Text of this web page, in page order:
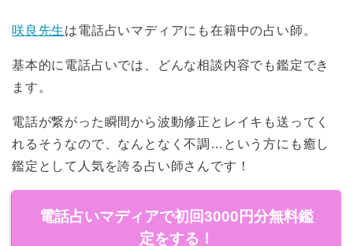
咲良先生は電話占いマディアにも在籍中の占い師。
基本的に電話占いでは、どんな相談内容でも鑑定でき
ます。
電話が繋がった瞬間から波動修正とレイキも送ってく
れるそうなので、なんとなく不調…という方にも癒し
鑑定として人気を誇る占い師さんです！
電話占いマディアで初回3000円分無料鑑
定をする！